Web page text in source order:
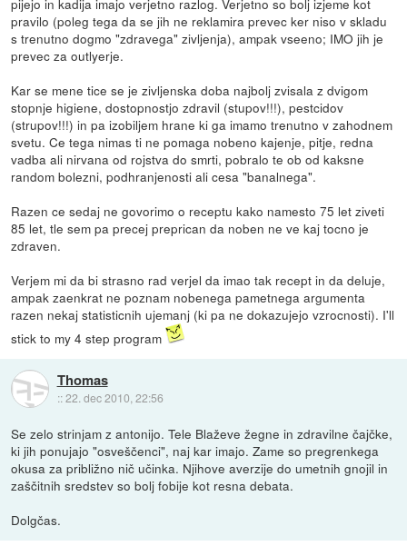
pijejo in kadija imajo verjetno razlog. Verjetno so bolj izjeme kot
pravilo (poleg tega da se jih ne reklamira prevec ker niso v skladu
s trenutno dogmo "zdravega" zivljenja), ampak vseeno; IMO jih je
prevec za outlyerje.
Kar se mene tice se je zivljenska doba najbolj zvisala z dvigom
stopnje higiene, dostopnostjo zdravil (stupov!!!), pestcidov
(strupov!!!) in pa izobiljem hrane ki ga imamo trenutno v zahodnem
svetu. Ce tega nimas ti ne pomaga nobeno kajenje, pitje, redna
vadba ali nirvana od rojstva do smrti, pobralo te ob od kaksne
random bolezni, podhranjenosti ali cesa "banalnega".
Razen ce sedaj ne govorimo o receptu kako namesto 75 let ziveti
85 let, tle sem pa precej preprican da noben ne ve kaj tocno je
zdraven.
Verjem mi da bi strasno rad verjel da imao tak recept in da deluje,
ampak zaenkrat ne poznam nobenega pametnega argumenta
razen nekaj statisticnih ujemanj (ki pa ne dokazujejo vzrocnosti). I'll
stick to my 4 step program
Thomas
::22. dec 2010, 22:56
Se zelo strinjam z antonijo. Tele Blaževe žegne in zdravilne čajčke,
ki jih ponujajo "osveščenci", naj kar imajo. Zame so pregrenkega
okusa za približno nič učinka. Njihove averzije do umetnih gnojil in
zaščitnih sredstev so bolj fobije kot resna debata.
Dolgčas.